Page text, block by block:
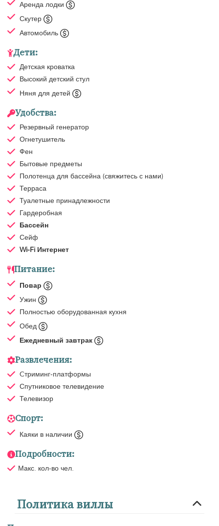
Аренда лодки
Скутер
Автомобиль
Дети:
Детская кроватка
Высокий детский стул
Няня для детей
Удобства:
Резервный генератор
Огнетушитель
Фен
Бытовые предметы
Полотенца для бассейна (свяжитесь с нами)
Терраса
Туалетные принадлежности
Гардеробная
Бассейн
Сейф
Wi-Fi Интернет
Питание:
Повар
Ужин
Полностью оборудованная кухня
Обед
Ежедневный завтрак
Развлечения:
Cтриминг-платформы
Спутниковое телевидение
Телевизор
Спорт:
Каяки в наличии
Подробности:
Макс. кол-во чел.
Политика виллы